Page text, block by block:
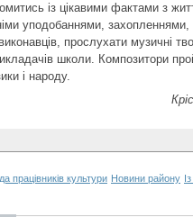
із цікавими фактами з
уподобаннями,
прослухати музичні
школи. Композитори
і народу.
працівників культури Новини району